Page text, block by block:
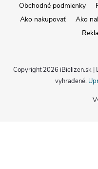
Obchodné podmienky
Ako nakupovať
Ako
Copyright 2026 iBielizen.sk |
vyhradené.